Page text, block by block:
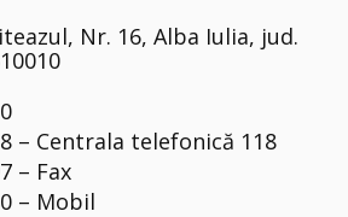
Nr. 16, Alba Iulia, jud.
– Centrala telefonică 118
– Fax
– Mobil